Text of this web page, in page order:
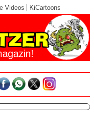
Videos KiCartoons